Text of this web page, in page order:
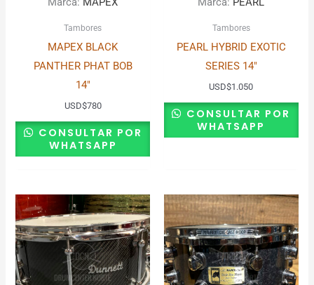
Tambores
MAPEX BLACK
PANTHER PHAT BOB
14″
USD$780
CONSULTAR POR
WHATSAPP
Tambores
PEARL HYBRID EXOTIC
SERIES 14″
USD$1.050
CONSULTAR POR
WHATSAPP